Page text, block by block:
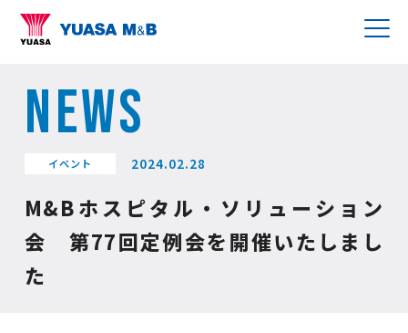
NEWS
イベント 2024.02.28
M&Bホスピタル・ソリューション
会 第77回定例会を開催いたしまし
た